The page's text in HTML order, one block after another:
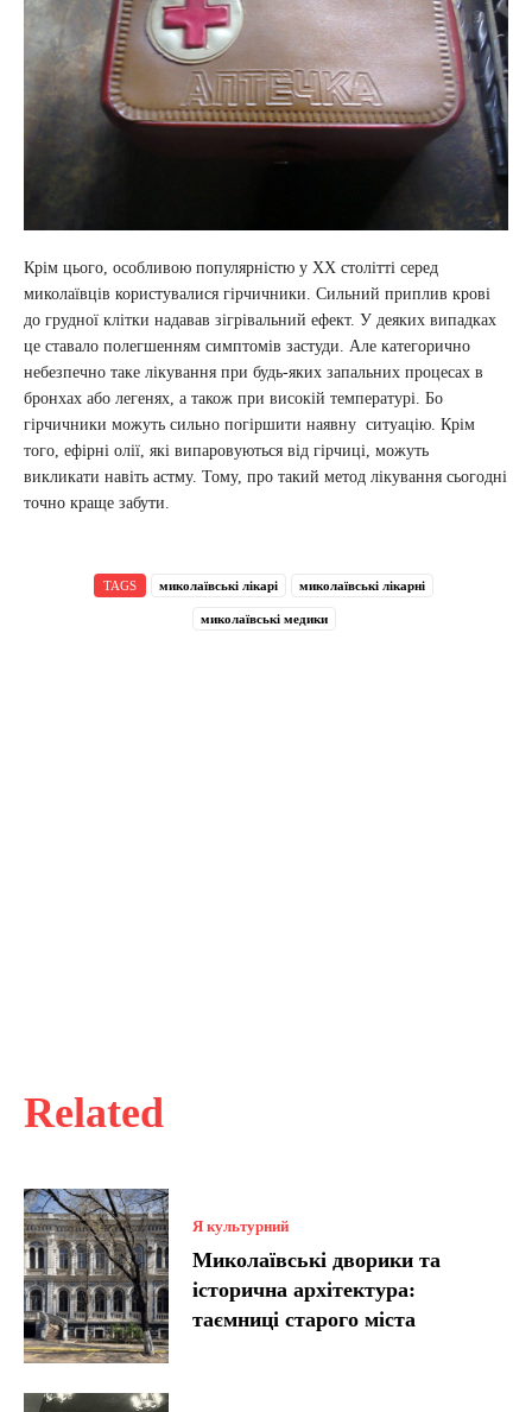
Related
Я культурний
Миколаївські дворики та
історична архітектура:
таємниці старого міста
Крім цього, особливою популярністю у ХХ столітті серед
миколаївців користувалися гірчичники. Сильний приплив крові
до грудної клітки надавав зігрівальний ефект. У деяких випадках
це ставало полегшенням симптомів застуди. Але категорично
небезпечно таке лікування при будь-яких запальних процесах в
бронхах або легенях, а також при високій температурі. Бо
гірчичники можуть сильно погіршити наявну ситуацію. Крім
того, ефірні олії, які випаровуються від гірчиці, можуть
викликати навіть астму. Тому, про такий метод лікування сьогодні
точно краще забути.
TAGS миколаївські лікарі миколаївські лікарні
миколаївські медики